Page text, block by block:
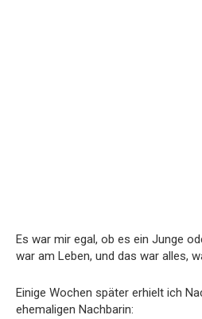
Es war mir egal, ob es ein Junge
war am Leben, und das war alles,
Einige Wochen später erhielt ich
ehemaligen Nachbarin: